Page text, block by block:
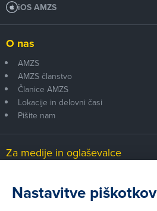
iOS AMZS
O nas
AMZS
AMZS članstvo
Članice AMZS
Lokacije in delovni časi
Pišite nam
Za medije in oglaševalce
Nastavitve piškotkov